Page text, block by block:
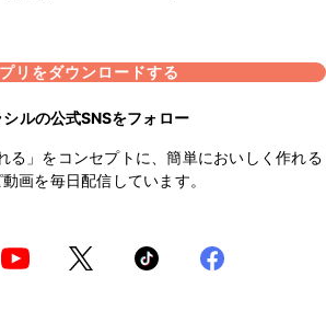
リをダウンロードする
シルの公式SNSをフォロー
る」をコンセプトに、簡単においしく作れる
画を毎日配信しています。